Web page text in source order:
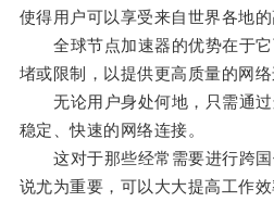
使得用户可以享受来自世界各地的
全球节点加速器的优势在于它
堵或限制，以提供更高质量的网络
无论用户身处何地，只需通过
稳定、快速的网络连接。
这对于那些经常需要进行跨国
说尤为重要，可以大大提高工作效